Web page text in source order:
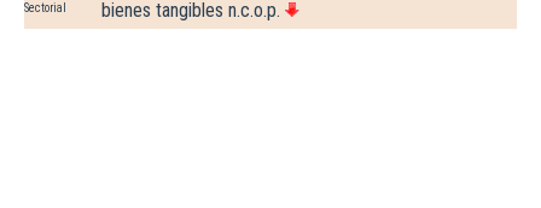
Sectorial
bienes tangibles n.c.o.p.